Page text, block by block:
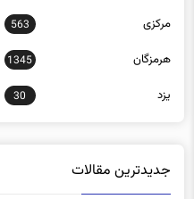
مرکزی 563
هرمزگان 1345
یزد 30
جدیدترین مقالات